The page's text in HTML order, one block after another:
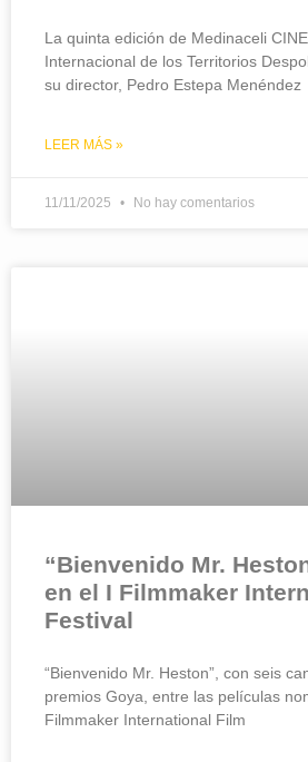
La quinta edición de Medinaceli
Internacional de los Territorios
su director, Pedro Estepa Menéndez
LEER MÁS »
11/11/2025 No hay comentarios
“Bienvenido Mr.
en el I Filmmaker
Festival
“Bienvenido Mr. Heston”, con seis
premios Goya, entre las películas
Filmmaker International Film